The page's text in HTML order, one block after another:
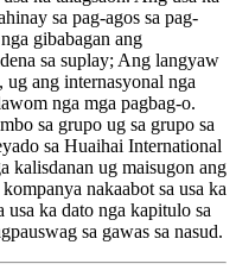
sa pag-agos sa pag-
gibabagan ang
sa suplay; Ang langyaw
ug ang internasyonal nga
nga mga pagbag-o.
sa grupo ug sa grupo sa
sa Huaihai International
kalisdanan ug maisugon ang
nakaabot sa usa ka
usa ka dato nga kapitulo sa
sa gawas sa nasud.